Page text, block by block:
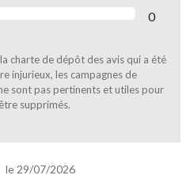
0
charte de dépôt des avis qui a été
injurieux, les campagnes de
sont pas pertinents et utiles pour
supprimés.
le 29/07/2026